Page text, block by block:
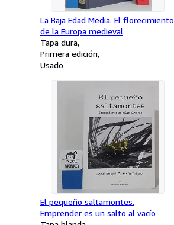
La Baja Edad Media. El florecimiento
de la Europa medieval
Tapa dura
Primera edición
Usado
El pequeño saltamontes.
Emprender es un salto al vacío